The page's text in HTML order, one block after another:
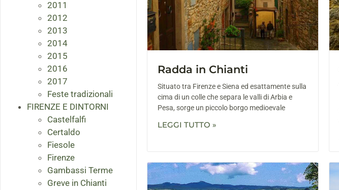
2011
2012
2013
2014
2015
2016
2017
Feste tradizionali
FIRENZE E DINTORNI
Castelfalfi
Certaldo
Fiesole
Firenze
Gambassi Terme
Greve in Chianti
Radda in Chianti
Situato tra Firenze e Siena ed esattamente sulla
cima di un colle che separa le valli di Arbia e
Pesa, sorge un piccolo borgo medioevale
LEGGI TUTTO »